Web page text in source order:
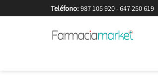
Teléfono: 987 105 920-647 250 619